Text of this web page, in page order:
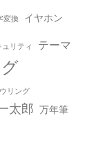
変換 イヤホン
ュリティ
テーマ
リング
太郎 万年筆